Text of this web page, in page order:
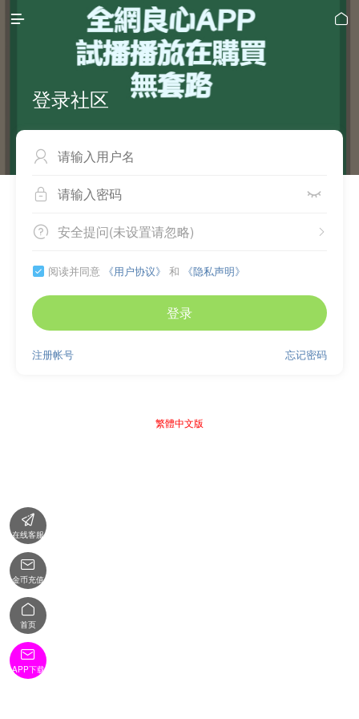
 
登录社区

 
 
安全提问(未设置请忽略)
 阅读并同意 《用户协议》 和 《隐私声明》
登录
忘记密码
注册帐号
繁體中文版

在线客服

金币充值

首页

APP下载